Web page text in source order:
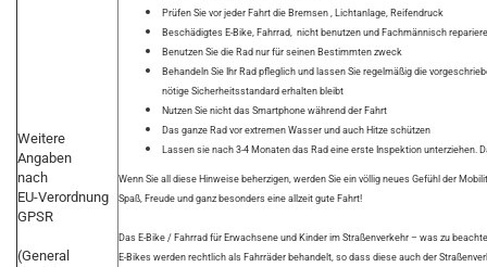
Weitere
Angaben
nach
EU-Verordnung
GPSR
(General
Prüfen Sie vor jeder Fahrt die Bremsen , Lichtanlage, Reifendruck
Beschädigtes E-Bike, Fahrrad, nicht benutzen und Fachmännisch
Benutzen Sie die Rad nur für seinen Bestimmten zweck
Behandeln Sie Ihr Rad pfleglich und lassen Sie regelmäßig die
nötige Sicherheitsstandard erhalten bleibt
Nutzen Sie nicht das Smartphone während der Fahrt
Das ganze Rad vor extremen Wasser und auch Hitze schützen
Lassen sie nach 3-4 Monaten das Rad eine erste Inspektion unterziehen.
Wenn Sie all diese Hinweise beherzigen, werden Sie ein völlig neues Gefühl der
Spaß, Freude und ganz besonders eine allzeit gute Fahrt!
Das E-Bike / Fahrrad für Erwachsene und Kinder im Straßenverkehr – was zu
E-Bikes werden rechtlich als Fahrräder behandelt, so dass diese auch der